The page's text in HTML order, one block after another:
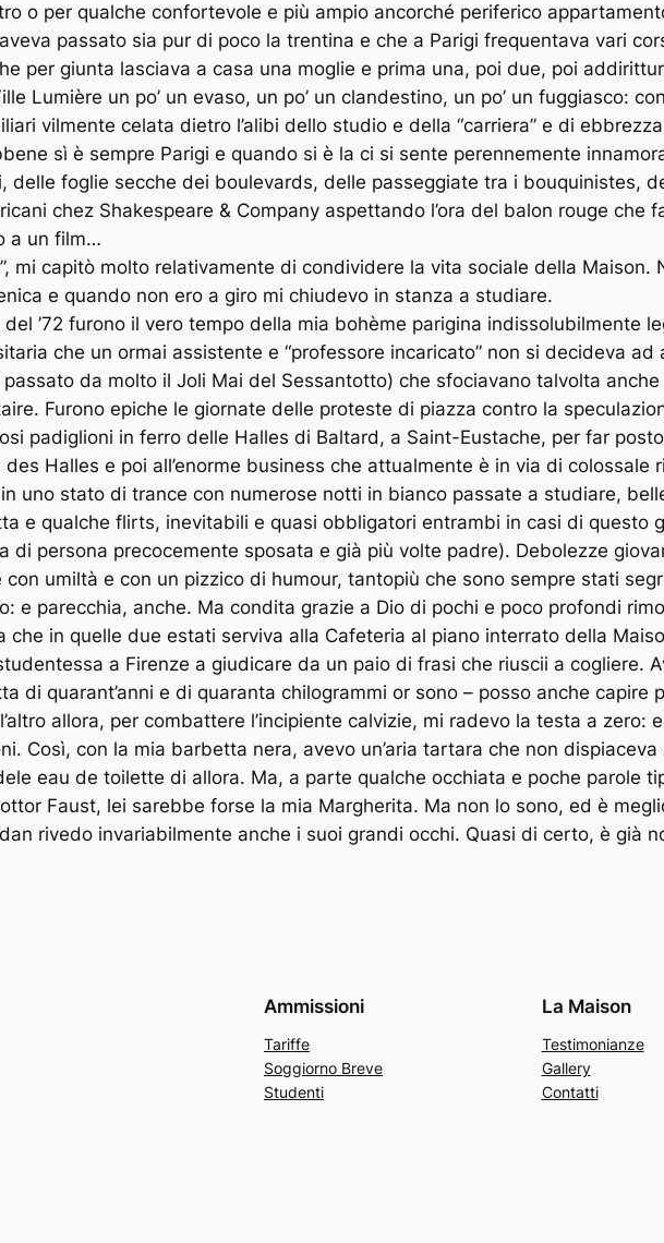
o per qualche confortevole e più ampio ancorché periferico
passato sia pur di poco la trentina e che a Parigi frequentava vari
per giunta lasciava a casa una moglie e prima una, poi due, poi
Lumière un po’ un evaso, un po’ un clandestino, un po’ un fuggiasco:
vilmente celata dietro l’alibi dello studio e della “carriera” e di
sì è sempre Parigi e quando si è la ci si sente perennemente
delle foglie secche dei boulevards, delle passeggiate tra i bouquinistes,
chez Shakespeare & Company aspettando l’ora del balon rouge che
a un film…
mi capitò molto relativamente di condividere la vita sociale della Maison.
e quando non ero a giro mi chiudevo in stanza a studiare.
’72 furono il vero tempo della mia bohème parigina indissolubilmente
che un ormai assistente e “professore incaricato” non si decideva
da molto il Joli Mai del Sessantotto) che sfociavano talvolta
Furono epiche le giornate delle proteste di piazza contro la
padiglioni in ferro delle Halles di Baltard, a Saint-Eustache, per far posto
Halles e poi all’enorme business che attualmente è in via di colossale
uno stato di trance con numerose notti in bianco passate a studiare,
e qualche flirts, inevitabili e quasi obbligatori entrambi in casi di questo
di persona precocemente sposata e già più volte padre). Debolezze
umiltà e con un pizzico di humour, tantopiù che sono sempre stati
e parecchia, anche. Ma condita grazie a Dio di pochi e poco profondi
che in quelle due estati serviva alla Cafeteria al piano interrato della
a Firenze a giudicare da un paio di frasi che riuscii a cogliere.
di quarant’anni e di quaranta chilogrammi or sono – posso anche capire
allora, per combattere l’incipiente calvizie, mi radevo la testa a zero:
Così, con la mia barbetta nera, avevo un’aria tartara che non dispiaceva
eau de toilette di allora. Ma, a parte qualche occhiata e poche parole
Faust, lei sarebbe forse la mia Margherita. Ma non lo sono, ed è
rivedo invariabilmente anche i suoi grandi occhi. Quasi di certo, è già
Ammissioni
Tariffe
Soggiorno Breve
Studenti
La Maison
Testimonianze
Gallery
Contatti